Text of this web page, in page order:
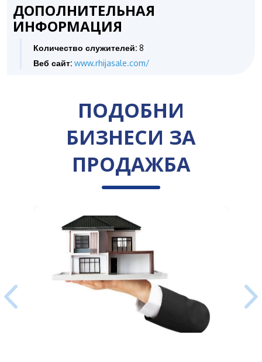
ДОПОЛНИТЕЛЬНАЯ
ИНФОРМАЦИЯ
Количество служителей: 8
Веб сайт: www.rhijasale.com/
ПОДОБНИ
БИЗНЕСИ ЗА
ПРОДАЖБА